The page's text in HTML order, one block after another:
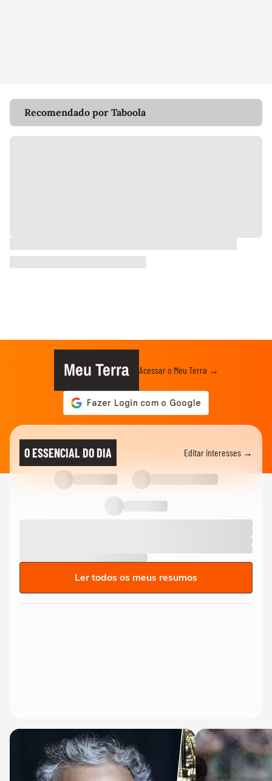
Recomendado por Taboola
Meu Terra Acessar o Meu Terra →
O ESSENCIAL DO DIA Editar interesses →
Ler todos os meus resumos